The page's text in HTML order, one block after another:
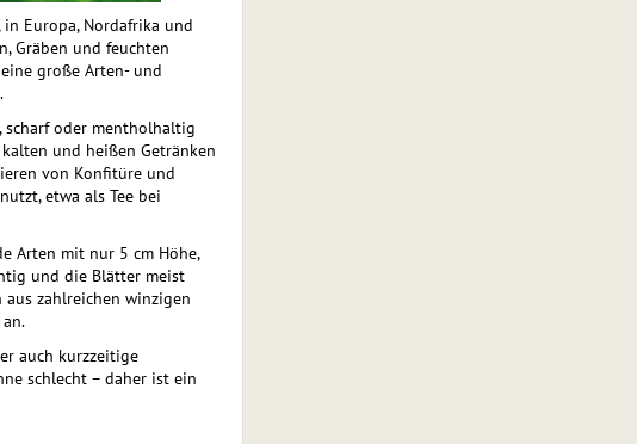
Europa, Nordafrika und
Gräben und feuchten
große Arten- und
scharf oder mentholhaltig
und heißen Getränken
von Konfitüre und
etwa als Tee bei
Arten mit nur 5 cm Höhe,
und die Blätter meist
zahlreichen winzigen
auch kurzzeitige
schlecht – daher ist ein